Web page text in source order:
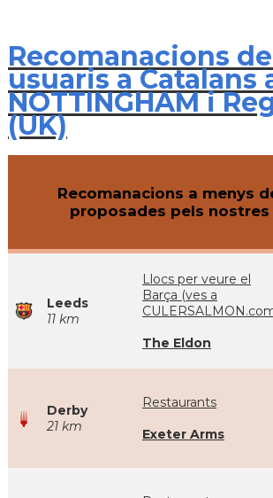
Recomanacions
usuaris a Catalans
NOTTINGHAM i
(UK)
Recomanacions a menys
proposades pels nostres
Leeds
11 km
Llocs per veure el
Barça (ves a
The Eldon
Derby
21 km
Restaurants
Exeter Arms